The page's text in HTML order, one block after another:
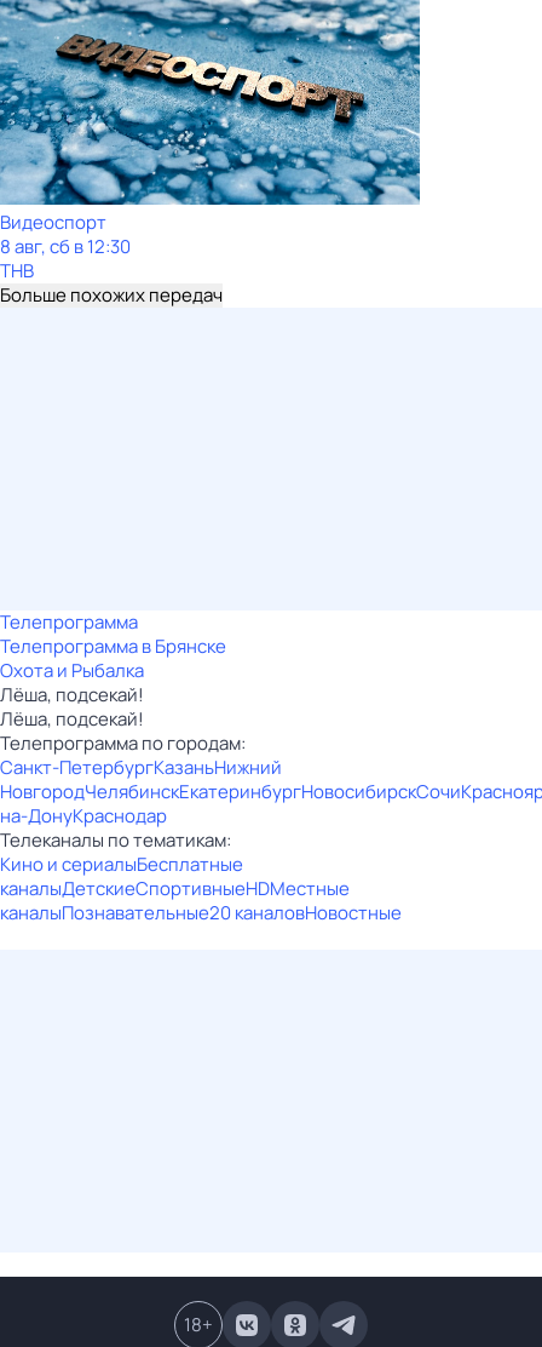
Видеоспорт
8 авг, сб в 12:30
ТНВ
Больше похожих передач
Телепрограмма
Телепрограмма в Брянске
Охота и Рыбалка
Лёша, подсекай!
Лёша, подсекай!
Телепрограмма по городам:
Санкт-ПетербургКазаньНижний
НовгородЧелябинскЕкатеринбургНовосибирскСочи
на-ДонуКраснодар
Телеканалы по тематикам:
Кино и сериалыБесплатные
каналыДетскиеСпортивныеHDМестные
каналыПознавательные20 каналовНовостные
18+